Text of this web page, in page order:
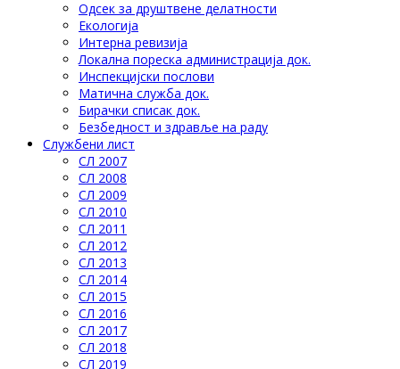
Одсек за друштвене делатности
Eкологија
Интерна ревизија
Локална пореска администрација док.
Инспекцијски послови
Матична служба док.
Бирачки списак док.
Безбедност и здравље на раду
Службени лист
СЛ 2007
СЛ 2008
СЛ 2009
СЛ 2010
СЛ 2011
СЛ 2012
СЛ 2013
СЛ 2014
СЛ 2015
СЛ 2016
СЛ 2017
СЛ 2018
СЛ 2019